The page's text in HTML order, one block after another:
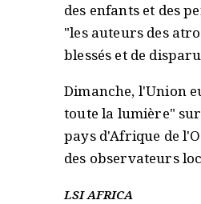
des enfants et des
"les auteurs des
blessés et de
Dimanche, l'Union
toute la lumière"
pays d'Afrique de
des observateurs
LSI AFRICA